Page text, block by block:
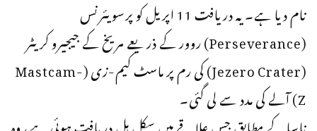
نام دیا ہے۔ یہ دریافت 11 اپریل کو پرسویئرنس
(Perseverance) روور کے ذریعے مریخ کے جیجیرو کریٹر
(Jezero Crater) کی رم پر ماسٹ کیم-زی (Mastcam-
Z) آلے کی مدد سے لی گئی۔